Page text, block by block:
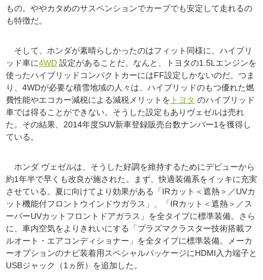
もの。ややカタめのサスペンションでカーブでも安定して走れるの
も特徴だ。
そして、ホンダが素晴らしかったのはフィット同様に、ハイブリ
ッド車に4WD 設定があることだ。なんと、トヨタの1.5Lエンジンを
使ったハイブリッドコンパクトカーにはFF設定しかないのだ。つま
り、4WDが必要な積雪地域の人々は、ハイブリッドのもつ優れた燃
費性能やエコカー減税による減税メリットを トヨタ のハイブリッド
車では得ることができない。そうした設定もありヴェゼルは売れ
た。その結果、2014年度SUV新車登録販売台数ナンバー1を獲得し
ている。
ホンダ ヴェゼルは、そうした好調を維持するためにデビューから
約1年半で早くも改良が施された。まず、快適装備系をイッキに充実
させている。夏に向けてより効果がある「IRカット＜遮熱＞／UVカ
ット機能付フロントウインドウガラス」、「IRカット＜遮熱＞／ス
ーパーUVカットフロントドアガラス」を全タイプに標準装備。さら
に、車内空気をよりきれいにする「プラズマクラスター技術搭載フ
ルオート・エアコンディショナー」を全タイプに標準装備。メーカ
ーオプションのナビ装着用スペシャルパッケージにHDMI入力端子と
USBジャック（1ヵ所）を追加した。